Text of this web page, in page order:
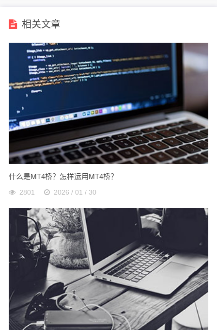
相关文章
什么是MT4桥？怎样运用MT4桥？
2801 2026 / 01 / 30